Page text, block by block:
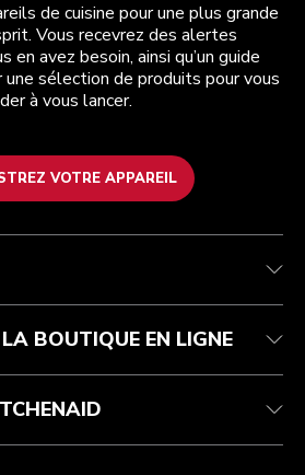
de cuisine pour une plus grande
Vous recevrez des alertes
en avez besoin, ainsi qu’un guide
sélection de produits pour vous
à vous lancer.
VOTRE APPAREIL
BOUTIQUE EN LIGNE